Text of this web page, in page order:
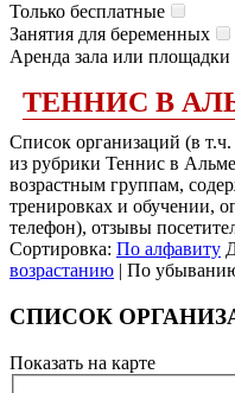
Только бесплатные
Занятия для беременных
Аренда зала или площадки
ТЕННИС В
Список организаций (в
из рубрики Теннис в
возрастным группам,
тренировках и обучении,
телефон), отзывы
Сортировка: По алфавиту
возрастанию | По
СПИСОК
Показать на карте